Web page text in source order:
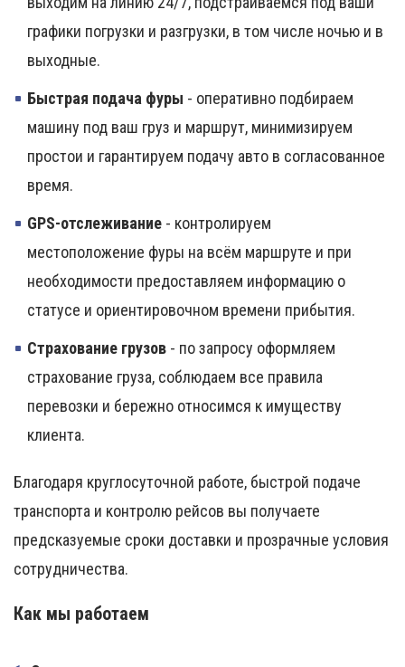
графики погрузки и разгрузки, в том числе ночью и в
выходные.
Быстрая подача фуры - оперативно подбираем
машину под ваш груз и маршрут, минимизируем
простои и гарантируем подачу авто в согласованное
время.
GPS-отслеживание - контролируем
местоположение фуры на всём маршруте и при
необходимости предоставляем информацию о
статусе и ориентировочном времени прибытия.
Страхование грузов - по запросу оформляем
страхование груза, соблюдаем все правила
перевозки и бережно относимся к имуществу
клиента.
Благодаря круглосуточной работе, быстрой подаче
транспорта и контролю рейсов вы получаете
предсказуемые сроки доставки и прозрачные условия
сотрудничества.
Как мы работаем